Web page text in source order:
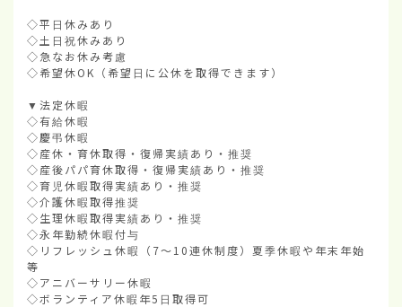
◇平日休みあり
◇土日祝休みあり
◇急なお休み考慮
◇希望休OK（希望日に公休を取得できます）
▼法定休暇
◇有給休暇
◇慶弔休暇
◇産休・育休取得・復帰実績あり・推奨
◇産後パパ育休取得・復帰実績あり・推奨
◇育児休暇取得実績あり・推奨
◇介護休暇取得推奨
◇生理休暇取得実績あり・推奨
◇永年勤続休暇付与
◇リフレッシュ休暇（7～10連休制度）夏季休暇や年末年始
等
◇アニバーサリー休暇
◇ボランティア休暇年5日取得可